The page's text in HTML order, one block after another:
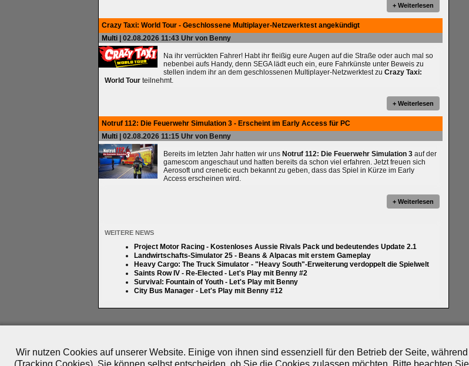
+ Weiterlesen
Crazy Taxi: World Tour - Geschlossene Multiplayer-Netzwerktest angekündigt
Multi | 02.08.2026 11:43 Uhr von Benny
Na ihr verrückten Fahrer! Habt ihr fleißig eure Augen auf die Straße oder auch mal so
nebenbei aufs Handy, denn SEGA lädt euch ein, eure Fahrkünste unter Beweis zu
stellen indem ihr an dem geschlossenen Multiplayer-Netzwerktest zu Crazy Taxi:
World Tour teilnehmt.
+ Weiterlesen
Notruf 112: Die Feuerwehr Simulation 3 - Erscheint im Early Access für PC
Multi | 02.08.2026 11:15 Uhr von Benny
Bereits im letzten Jahr hatten wir uns Notruf 112: Die Feuerwehr Simulation 3 auf der
gamescom angeschaut und hatten bereits da schon viel erfahren. Jetzt freuen sich
Aerosoft und crenetic euch bekannt zu geben, dass das Spiel in Kürze im Early
Access erscheinen wird.
+ Weiterlesen
WEITERE NEWS
Project Motor Racing - Kostenloses Aussie Rivals Pack und bedeutendes Update 2.1
Landwirtschafts-Simulator 25 - Beans & Alpacas mit erstem Gameplay
Heavy Cargo: The Truck Simulator - "Heavy South"-Erweiterung verdoppelt die Spielwelt
Saints Row IV - Re-Elected - Let's Play mit Benny #2
Survival: Fountain of Youth - Let's Play mit Benny
City Bus Manager - Let's Play mit Benny #12
© 2010-2026 ePlay TV
Wir nutzen Cookies auf unserer Website. Einige von ihnen sind essenziell für den Betrieb der Seite,
(Tracking Cookies). Sie können selbst entscheiden, ob Sie die Cookies zulassen möchten. Bitte beachten